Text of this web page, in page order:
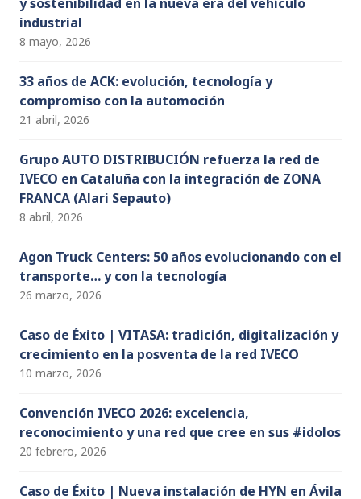
industrial
8 mayo, 2026
33 años de ACK: evolución, tecnología y
compromiso con la automoción
21 abril, 2026
Grupo AUTO DISTRIBUCIÓN refuerza la red de
IVECO en Cataluña con la integración de ZONA
FRANCA (Alari Sepauto)
8 abril, 2026
Agon Truck Centers: 50 años evolucionando con el
transporte… y con la tecnología
26 marzo, 2026
Caso de Éxito | VITASA: tradición, digitalización y
crecimiento en la posventa de la red IVECO
10 marzo, 2026
Convención IVECO 2026: excelencia,
reconocimiento y una red que cree en sus #idolos
20 febrero, 2026
Caso de Éxito | Nueva instalación de HYN en Ávila